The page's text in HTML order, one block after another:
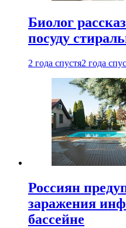
Биолог
посуду
2 года спустя2 года
Россиян
заражения
бассейне